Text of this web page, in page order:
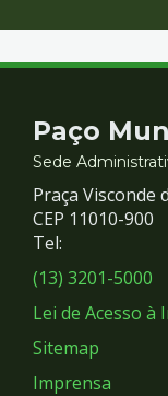
e
Redes
Sociais
Paço
Sede
Praça Visconde
CEP 11010-900
Tel:
(13) 3201-5000
Lei de Acesso à
Sitemap
Imprensa